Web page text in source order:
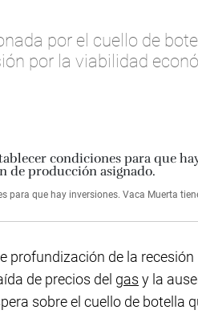
por el cuello de
por la viabilidad
para que hay inversiones. Vaca Muerta
profundización de la recesión
de precios del gas y la
sobre el cuello de botella